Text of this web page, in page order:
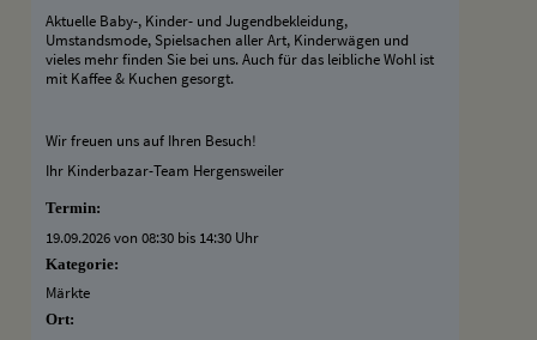
Aktuelle Baby-, Kinder- und Jugendbekleidung,
Umstandsmode, Spielsachen aller Art, Kinderwägen und
vieles mehr finden Sie bei uns. Auch für das leibliche Wohl ist
mit Kaffee & Kuchen gesorgt.
Wir freuen uns auf Ihren Besuch!
Ihr Kinderbazar-Team Hergensweiler
Termin:
19.09.2026 von 08:30 bis 14:30 Uhr
Kategorie:
Märkte
Ort: